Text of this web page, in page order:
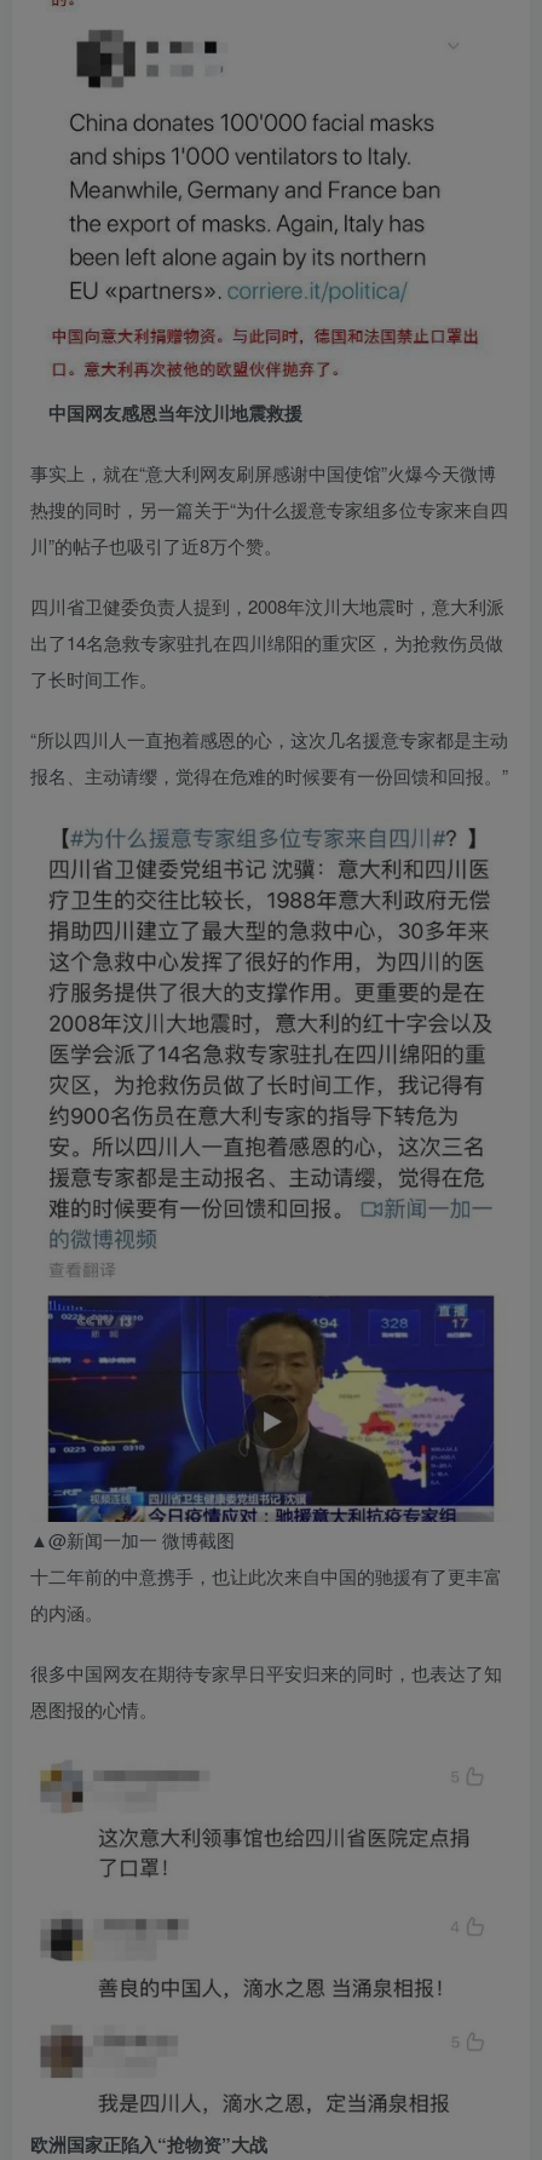
中国网友感恩当年汶川地震救援
事实上，就在“意大利网友刷屏感谢中国使馆”火爆今天微博
热搜的同时，另一篇关于“为什么援意专家组多位专家来自四
川”的帖子也吸引了近8万个赞。
四川省卫健委负责人提到，2008年汶川大地震时，意大利派
出了14名急救专家驻扎在四川绵阳的重灾区，为抢救伤员做
了长时间工作。
“所以四川人一直抱着感恩的心，这次几名援意专家都是主动
报名、主动请缨，觉得在危难的时候要有一份回馈和回报。”
▲@新闻一加一 微博截图
十二年前的中意携手，也让此次来自中国的驰援有了更丰富
的内涵。
很多中国网友在期待专家早日平安归来的同时，也表达了知
恩图报的心情。
欧洲国家正陷入“抢物资”大战